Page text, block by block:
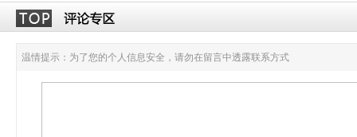
温情提示：为了您的个人信息安全，请勿在留言中透露联系方式